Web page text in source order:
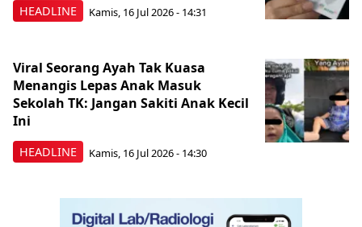
HEADLINE Kamis, 16 Jul 2026 - 14:31
HEADLINE
Viral Seorang Ayah Tak Kuasa
Menangis Lepas Anak Masuk
Sekolah TK: Jangan Sakiti Anak Kecil
Ini
Kamis, 16 Jul 2026 - 14:30